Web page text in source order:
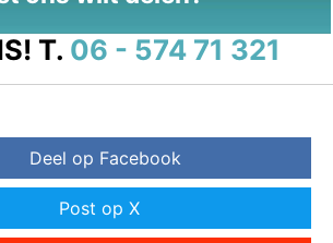
T. 06 - 574 71 321
Deel op Facebook
Post op X